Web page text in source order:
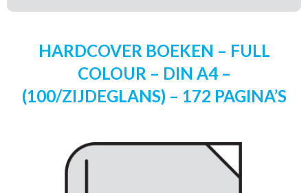
HARDCOVER BOEKEN – FULL
COLOUR – DIN A4 –
(100/ZIJDEGLANS) – 172 PAGINA’S